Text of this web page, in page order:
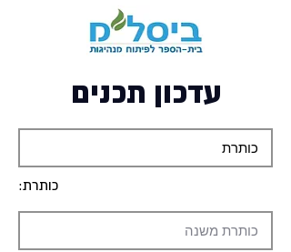
עדכון תכנים
כותרת: